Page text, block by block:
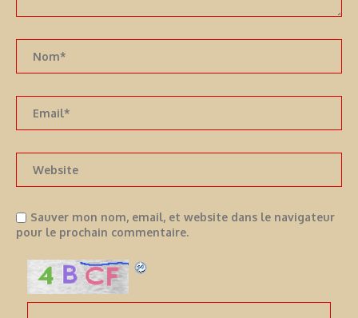
Sauver mon nom, email, et website dans le navigateur
pour le prochain commentaire.